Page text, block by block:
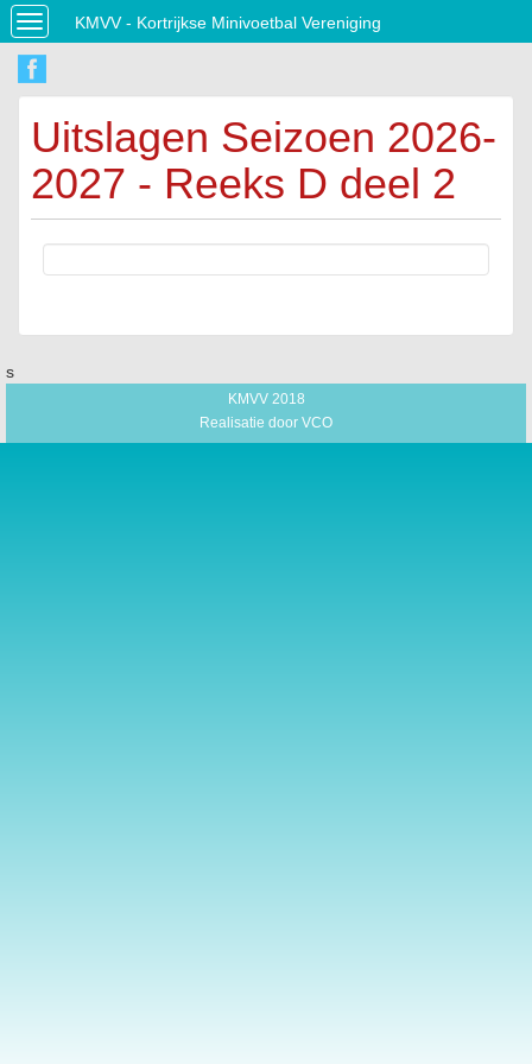
Toggle
navigation
KMVV - Kortrijkse Minivoetbal Vereniging
Uitslagen Seizoen 2026-
2027 - Reeks D deel 2
s
KMVV 2018
Realisatie door VCO